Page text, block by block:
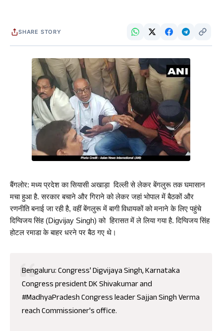
SHARE STORY
बैंगलोर: मध्य प्रदेश का सियासी अखाड़ा  दिल्‍ली से लेकर बेंगलुरू तक घमासान
मचा हुआ है. सरकार बचाने और गिराने को लेकर जहां भोपाल में बैठकों और
रणनीति बनाई जा रही है, वहीं बेंगलुरू में बागी विधायकों को मनाने के लिए पहुंचे
दिग्‍विजय सिंह (Digvijay Singh) को  हिरासत में ले लिया गया है. दिग्‍विजय सिंह
होटल रमाडा के बाहर धरने पर बैठ गए थे।
Bengaluru: Congress' Digvijaya Singh, Karnataka
Congress president DK Shivakumar and
#MadhyaPradeshCongress leader Sajjan Singh Verma
reach Commissioner's office.